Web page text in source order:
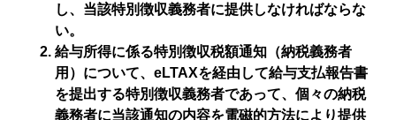
し、当該特別徴収義務者に提供しなければならな
い。
給与所得に係る特別徴収税額通知（納税義務者
用）について、eLTAXを経由して給与支払報告書
を提出する特別徴収義務者であって、個々の納税
義務者に当該通知の内容を電磁的方法により提供